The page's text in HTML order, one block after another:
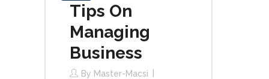
Tips On
Managing
Business
By Master-Macsi